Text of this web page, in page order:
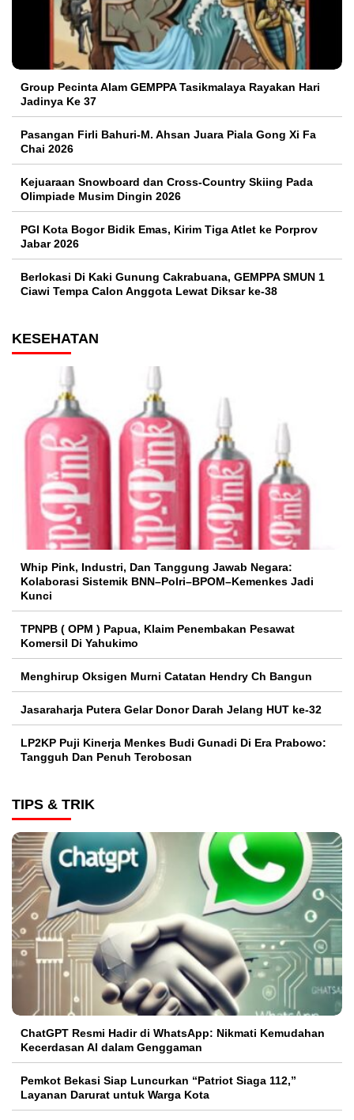
Group Pecinta Alam GEMPPA Tasikmalaya Rayakan Hari
Jadinya Ke 37
Pasangan Firli Bahuri-M. Ahsan Juara Piala Gong Xi Fa
Chai 2026
Kejuaraan Snowboard dan Cross-Country Skiing Pada
Olimpiade Musim Dingin 2026
PGI Kota Bogor Bidik Emas, Kirim Tiga Atlet ke Porprov
Jabar 2026
Berlokasi Di Kaki Gunung Cakrabuana, GEMPPA SMUN 1
Ciawi Tempa Calon Anggota Lewat Diksar ke-38
KESEHATAN
Whip Pink, Industri, Dan Tanggung Jawab Negara:
Kolaborasi Sistemik BNN–Polri–BPOM–Kemenkes Jadi
Kunci
TPNPB ( OPM ) Papua, Klaim Penembakan Pesawat
Komersil Di Yahukimo
Menghirup Oksigen Murni Catatan Hendry Ch Bangun
Jasaraharja Putera Gelar Donor Darah Jelang HUT ke-32
LP2KP Puji Kinerja Menkes Budi Gunadi Di Era Prabowo:
Tangguh Dan Penuh Terobosan‎
TIPS & TRIK
ChatGPT Resmi Hadir di WhatsApp: Nikmati Kemudahan
Kecerdasan AI dalam Genggaman
Pemkot Bekasi Siap Luncurkan “Patriot Siaga 112,”
Layanan Darurat untuk Warga Kota